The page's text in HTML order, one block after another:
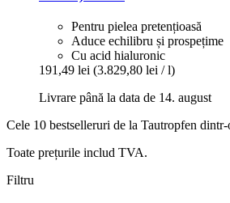
Pentru pielea pretențioasă
Aduce echilibru și prospețime
Cu acid hialuronic
191,49 lei (3.829,80 lei / l)
Livrare până la data de 14. august
Cele 10 bestselleruri de la Tautropfen
Toate prețurile includ TVA.
Filtru